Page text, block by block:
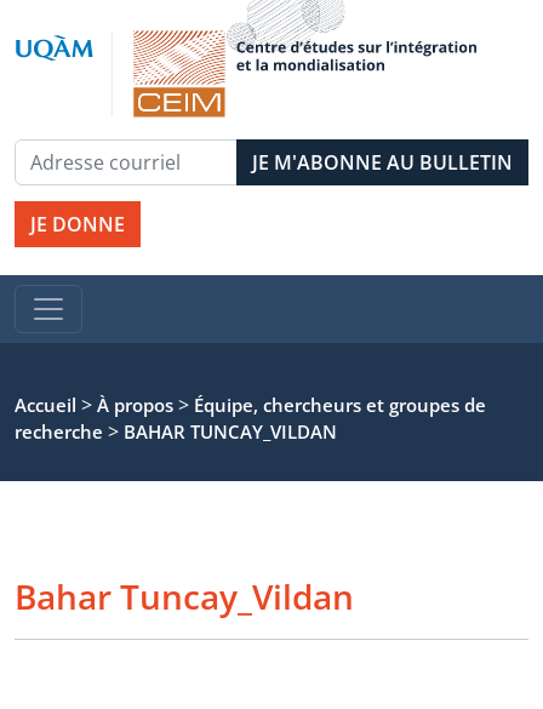
JE DONNE
Accueil > À propos > Équipe, chercheurs et groupes de
recherche > BAHAR TUNCAY_VILDAN
Bahar Tuncay_Vildan